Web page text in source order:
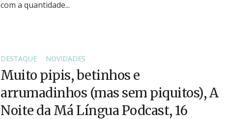
com a quantidade...
DESTAQUE NOVIDADES
Muito pipis, betinhos e
arrumadinhos (mas sem piquitos), A
Noite da Má Língua Podcast, 16